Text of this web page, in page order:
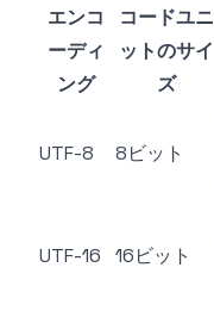
エンコ
ーディ
ング
コードユニ
ットのサイ
ズ
UTF-8 8ビット
UTF-16 16ビット